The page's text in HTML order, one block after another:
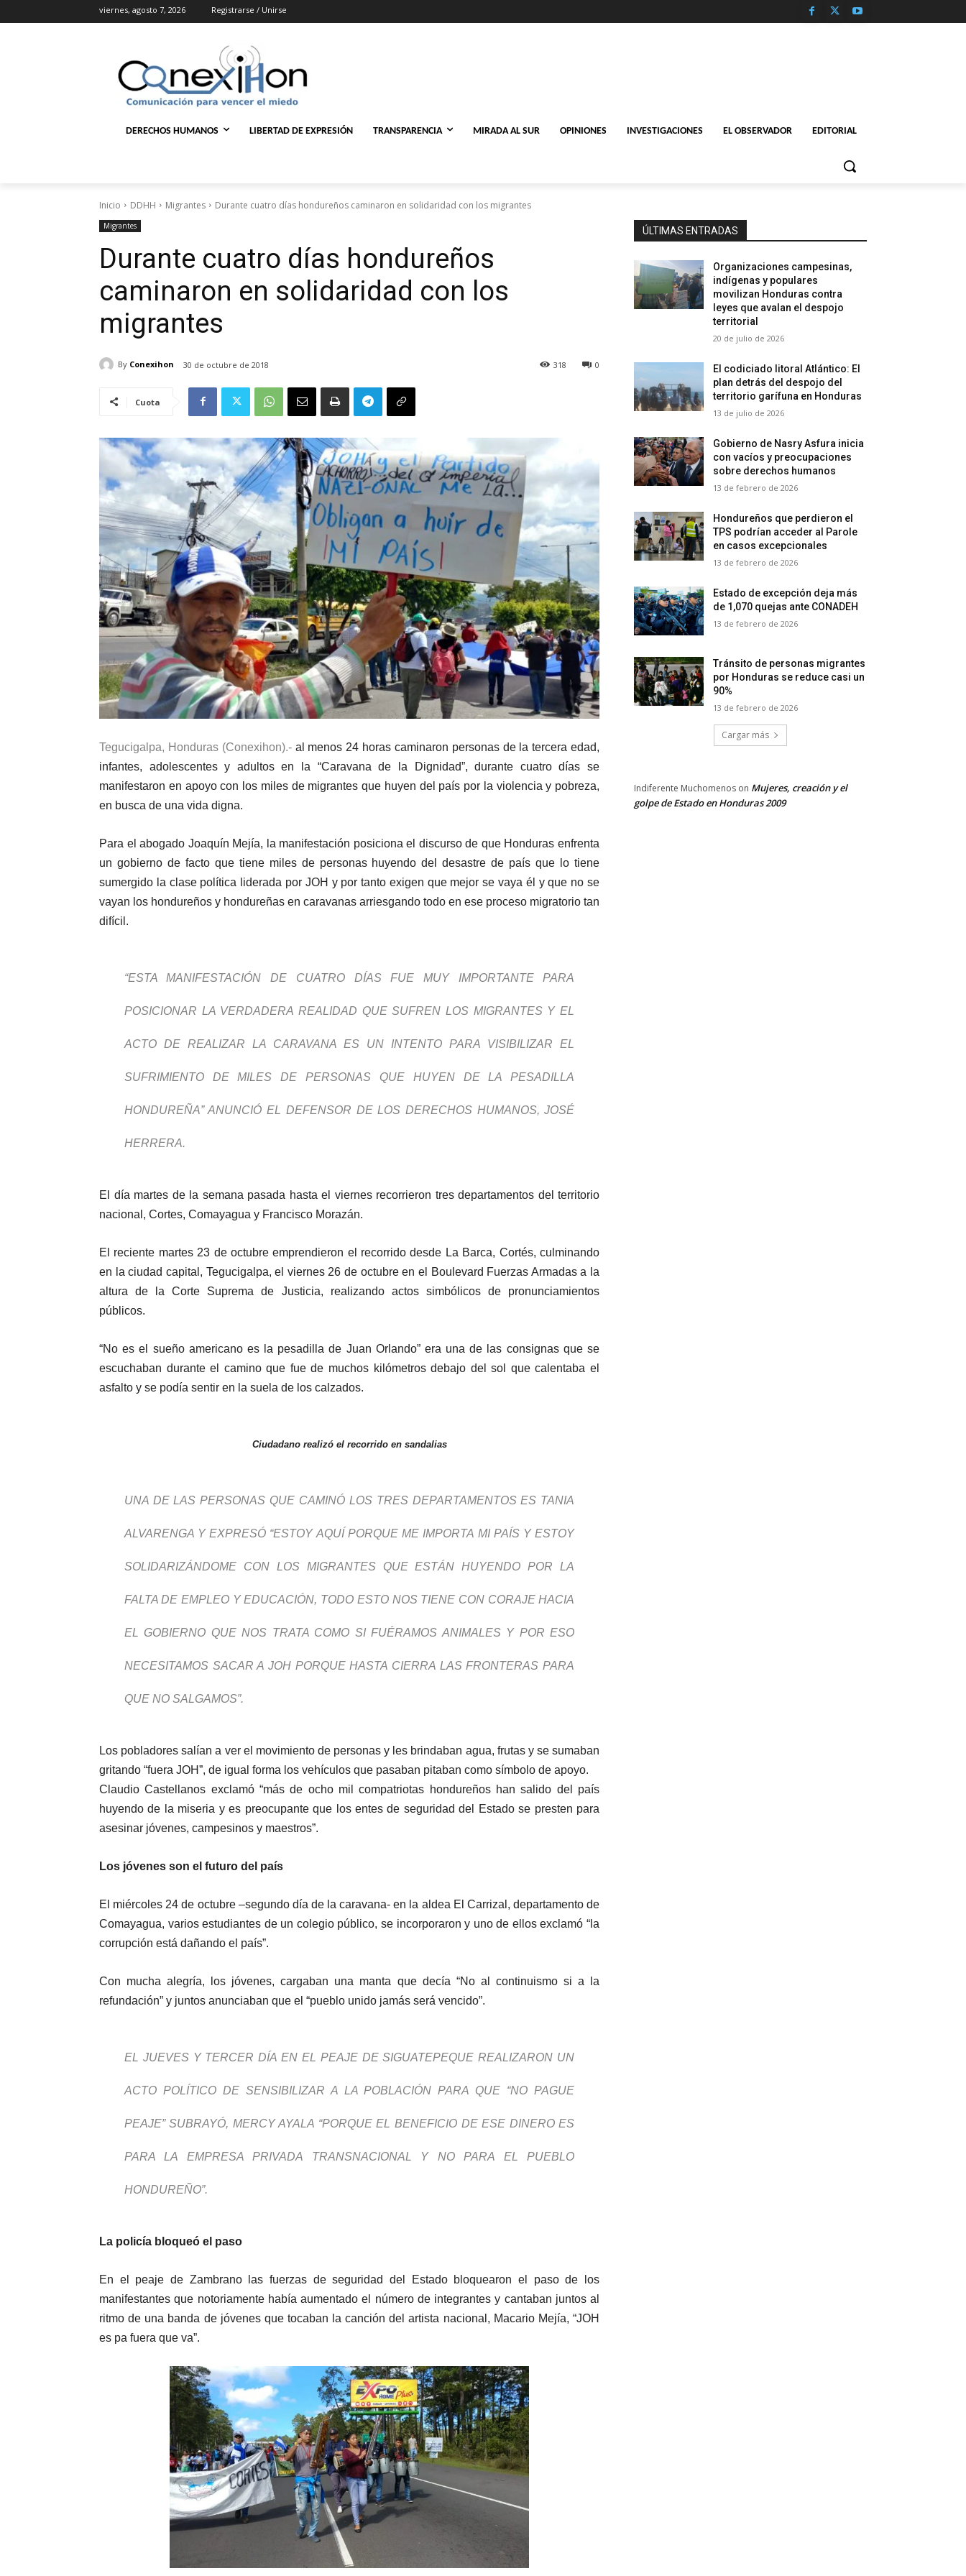
viernes, agosto 7, 2026 Registrarse / Unirse
DERECHOS HUMANOS LIBERTAD DE EXPRESIÓN TRANSPARENCIA MIRADA AL SUR OPINIONES INVESTIGACIONES EL OBSERVADOR EDITORIAL
Inicio DDHH Migrantes Durante cuatro días hondureños caminaron en solidaridad con los migrantes
Migrantes
Durante cuatro días hondureños
caminaron en solidaridad con los
migrantes
By Conexihon 30 de octubre de 2018 0
318
Cuota
Tegucigalpa, Honduras (Conexihon).-al menos 24 horas caminaron personas de la tercera edad,
infantes, adolescentes y adultos en la “Caravana de la Dignidad”, durante cuatro días se
manifestaron en apoyo con los miles de migrantes que huyen del país por la violencia y pobreza,
en busca de una vida digna.
Para el abogado Joaquín Mejía, la manifestación posiciona el discurso de que Honduras enfrenta
un gobierno de facto que tiene miles de personas huyendo del desastre de país que lo tiene
sumergido la clase política liderada por JOH y por tanto exigen que mejor se vaya él y que no se
vayan los hondureños y hondureñas en caravanas arriesgando todo en ese proceso migratorio tan
difícil.
“ESTA MANIFESTACIÓN DE CUATRO DÍAS FUE MUY IMPORTANTE PARA
POSICIONAR LA VERDADERA REALIDAD QUE SUFREN LOS MIGRANTES Y EL
ACTO DE REALIZAR LA CARAVANA ES UN INTENTO PARA VISIBILIZAR EL
SUFRIMIENTO DE MILES DE PERSONAS QUE HUYEN DE LA PESADILLA
HONDUREÑA” ANUNCIÓ EL DEFENSOR DE LOS DERECHOS HUMANOS, JOSÉ
HERRERA.
El día martes de la semana pasada hasta el viernes recorrieron tres departamentos del territorio
nacional, Cortes, Comayagua y Francisco Morazán.
El reciente martes 23 de octubre emprendieron el recorrido desde La Barca, Cortés, culminando
en la ciudad capital, Tegucigalpa, el viernes 26 de octubre en el Boulevard Fuerzas Armadas a la
altura de la Corte Suprema de Justicia, realizando actos simbólicos de pronunciamientos
públicos.
“No es el sueño americano es la pesadilla de Juan Orlando” era una de las consignas que se
escuchaban durante el camino que fue de muchos kilómetros debajo del sol que calentaba el
asfalto y se podía sentir en la suela de los calzados.
Ciudadano realizó el recorrido en sandalias
UNA DE LAS PERSONAS QUE CAMINÓ LOS TRES DEPARTAMENTOS ES TANIA
ALVARENGA Y EXPRESÓ “ESTOY AQUÍ PORQUE ME IMPORTA MI PAÍS Y ESTOY
SOLIDARIZÁNDOME CON LOS MIGRANTES QUE ESTÁN HUYENDO POR LA
FALTA DE EMPLEO Y EDUCACIÓN, TODO ESTO NOS TIENE CON CORAJE HACIA
EL GOBIERNO QUE NOS TRATA COMO SI FUÉRAMOS ANIMALES Y POR ESO
NECESITAMOS SACAR A JOH PORQUE HASTA CIERRA LAS FRONTERAS PARA
QUE NO SALGAMOS”.
Los pobladores salían a ver el movimiento de personas y les brindaban agua, frutas y se sumaban
gritando “fuera JOH”, de igual forma los vehículos que pasaban pitaban como símbolo de apoyo.
Claudio Castellanos exclamó “más de ocho mil compatriotas hondureños han salido del país
huyendo de la miseria y es preocupante que los entes de seguridad del Estado se presten para
asesinar jóvenes, campesinos y maestros”.
Los jóvenes son el futuro del país
El miércoles 24 de octubre –segundo día de la caravana- en la aldea El Carrizal, departamento de
Comayagua, varios estudiantes de un colegio público, se incorporaron y uno de ellos exclamó “la
corrupción está dañando el país”.
Con mucha alegría, los jóvenes, cargaban una manta que decía “No al continuismo si a la
refundación” y juntos anunciaban que el “pueblo unido jamás será vencido”.
EL JUEVES Y TERCER DÍA EN EL PEAJE DE SIGUATEPEQUE REALIZARON UN
ACTO POLÍTICO DE SENSIBILIZAR A LA POBLACIÓN PARA QUE “NO PAGUE
PEAJE” SUBRAYÓ, MERCY AYALA “PORQUE EL BENEFICIO DE ESE DINERO ES
PARA LA EMPRESA PRIVADA TRANSNACIONAL Y NO PARA EL PUEBLO
HONDUREÑO”.
La policía bloqueó el paso
En el peaje de Zambrano las fuerzas de seguridad del Estado bloquearon el paso de los
manifestantes que notoriamente había aumentado el número de integrantes y cantaban juntos al
ritmo de una banda de jóvenes que tocaban la canción del artista nacional, Macario Mejía, “JOH
es pa fuera que va”.
ÚLTIMAS ENTRADAS
Organizaciones campesinas,
indígenas y populares
movilizan Honduras contra
leyes que avalan el despojo
territorial
20 de julio de 2026
El codiciado litoral Atlántico: El
plan detrás del despojo del
territorio garífuna en Honduras
13 de julio de 2026
Gobierno de Nasry Asfura inicia
con vacíos y preocupaciones
sobre derechos humanos
13 de febrero de 2026
Hondureños que perdieron el
TPS podrían acceder al Parole
en casos excepcionales
13 de febrero de 2026
Estado de excepción deja más
de 1,070 quejas ante CONADEH
13 de febrero de 2026
Tránsito de personas migrantes
por Honduras se reduce casi un
90%
13 de febrero de 2026
Cargar más
Indiferente Muchomenos on Mujeres, creación y el
golpe de Estado en Honduras 2009